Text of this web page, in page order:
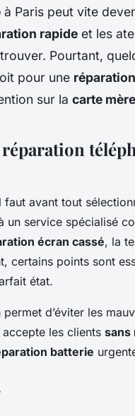
à Paris peut vite
rapide et les
Pourtant,
pour une
sur la carte mère
faut avant tout
un service spécialisé
écran cassé, la
certains points sont
état.
d’éviter les
les clients sans
batterie